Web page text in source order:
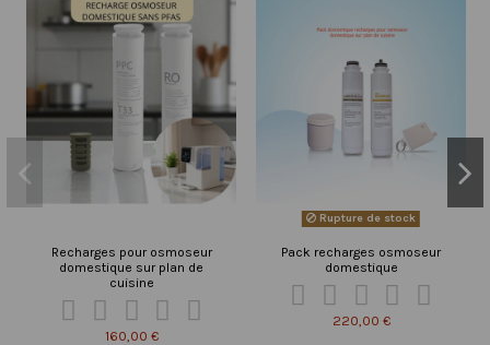
Recharges pour osmoseur
domestique sur plan de
cuisine
    
160,00 €
Rupture de stock
Pack recharges osmoseur
domestique
    
220,00 €